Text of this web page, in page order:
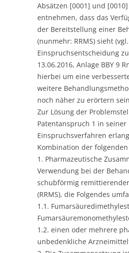
Absätzen [0001] und
entnehmen, dass das
der Bereitstellung einer
(nunmehr: RRMS) sieht
Einspruchsentscheidung
13.06.2016, Anlage BBY 9
hierbei um eine
weitere
noch näher zu erörtern
Zur Lösung der
Patentanspruch 1 in seiner
Einspruchsverfahren
Kombination der
1. Pharmazeutische
Verwendung bei der
schubförmig
(RRMS), die Folgendes
1.1.
1.2. einen oder mehrere
unbedenkliche